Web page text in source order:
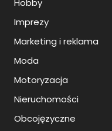
Hobby
Imprezy
Marketing i reklama
Moda
Motoryzacja
Nieruchomości
Obcojęzyczne